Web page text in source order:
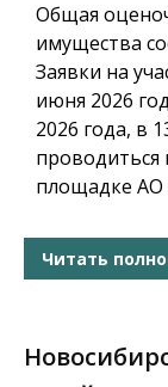
Общая
имущества
Заявки на
июня 2026
2026 года, в
проводиться
площадке АО
Читать